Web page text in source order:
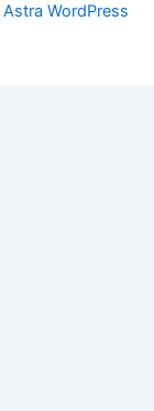
Astra WordPress